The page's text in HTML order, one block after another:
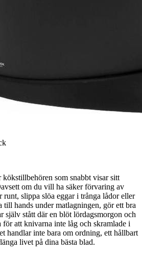
som snabbt visar sitt
om du vill ha säker förvaring av
runt, slippa slöa eggar i trånga lådor eller
till hands under matlagningen, gör ett bra
själv stått där en blöt lördagsmorgon och
att knivarna inte låg och skramlade i
handlar inte bara om ordning, ett hållbart
livet på dina bästa blad.